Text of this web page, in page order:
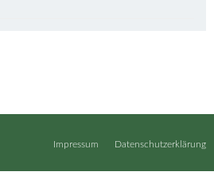
Impressum Datenschutzerklärung